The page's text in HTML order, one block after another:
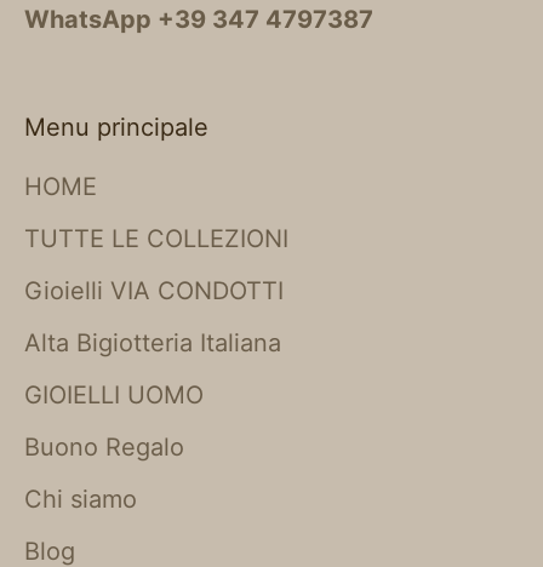
WhatsApp +39 347 4797387
Menu principale
HOME
TUTTE LE COLLEZIONI
Gioielli VIA CONDOTTI
Alta Bigiotteria Italiana
GIOIELLI UOMO
Buono Regalo
Chi siamo
Blog